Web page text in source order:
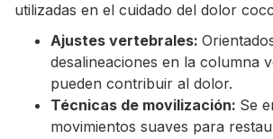
utilizadas en el cuidado del dolor
Ajustes vertebrales:
desalineaciones en la columna
pueden contribuir al dolor.
Técnicas de movilización: Se
movimientos suaves para